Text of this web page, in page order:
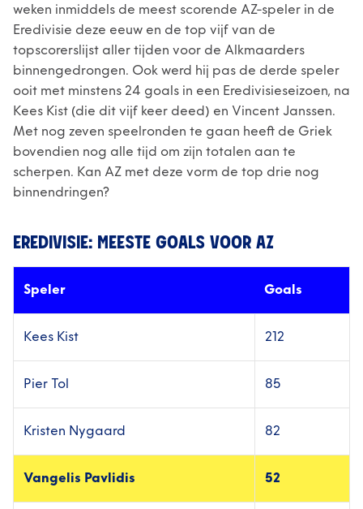
weken inmiddels de meest scorende AZ-speler in de
Eredivisie deze eeuw en de top vijf van de
topscorerslijst aller tijden voor de Alkmaarders
binnengedrongen. Ook werd hij pas de derde speler
ooit met minstens 24 goals in een Eredivisieseizoen, na
Kees Kist (die dit vijf keer deed) en Vincent Janssen.
Met nog zeven speelronden te gaan heeft de Griek
bovendien nog alle tijd om zijn totalen aan te
scherpen. Kan AZ met deze vorm de top drie nog
binnendringen?
EREDIVISIE: MEESTE GOALS VOOR AZ
Speler Goals
Kees Kist 212
Pier Tol 85
Kristen Nygaard 82
Vangelis Pavlidis 52